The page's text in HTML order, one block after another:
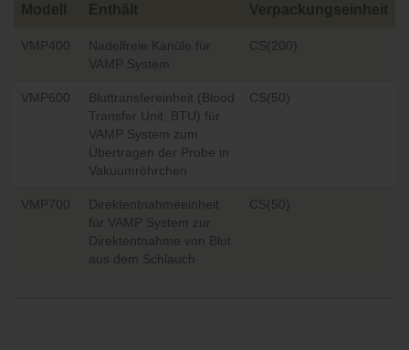
Modell Enthält Verpackungseinheit
VMP400
Nadelfreie Kanüle für
VAMP System
CS(200)
VMP600
Bluttransfereinheit (Blood
Transfer Unit, BTU) für
VAMP System zum
Übertragen der Probe in
Vakuumröhrchen
CS(50)
VMP700
Direktentnahmeeinheit
für VAMP System zur
Direktentnahme von Blut
aus dem Schlauch
CS(50)